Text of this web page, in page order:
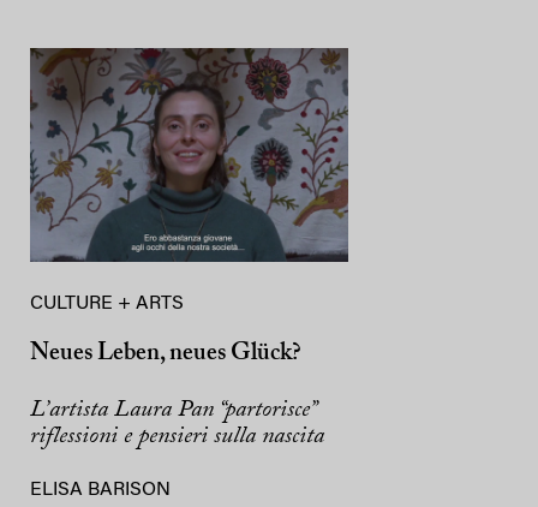
CULTURE + ARTS
Neues Leben, neues Glück?
L’artista Laura Pan “partorisce”
riflessioni e pensieri sulla nascita
ELISA BARISON